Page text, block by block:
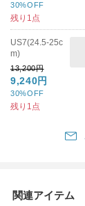
30%OFF
残り1点
US7(24.5-25c
m)
13,200円
9,240円
30%OFF
残り1点
関連アイテム